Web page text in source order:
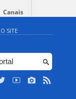
Canais
SITE